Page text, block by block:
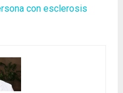
con esclerosis